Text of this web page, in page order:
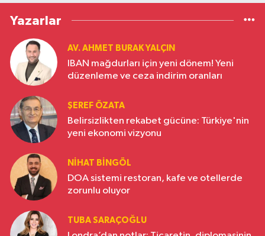
Yazarlar
AV. AHMET BURAK YALÇIN
IBAN mağdurları için yeni dönem! Yeni
düzenleme ve ceza indirim oranları
ŞEREF ÖZATA
Belirsizlikten rekabet gücüne: Türkiye'nin
yeni ekonomi vizyonu
NIHAT BINGÖL
DOA sistemi restoran, kafe ve otellerde
zorunlu oluyor
TUBA SARAÇOĞLU